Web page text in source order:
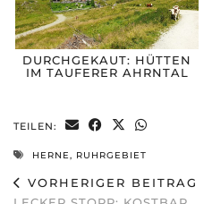
DURCHGEKAUT: HÜTTEN
IM TAUFERER AHRNTAL
TEILEN:
HERNE, RUHRGEBIET
VORHERIGER BEITRAG